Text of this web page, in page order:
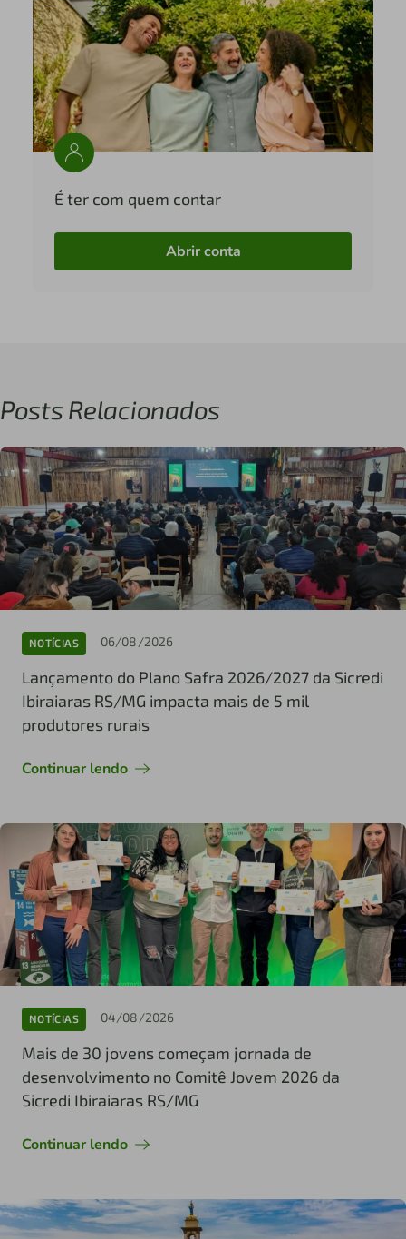
É ter com quem contar
Abrir conta
Posts Relacionados
NOTÍCIAS 06/08/2026
Lançamento do Plano Safra 2026/2027 da Sicredi
Ibiraiaras RS/MG impacta mais de 5 mil
produtores rurais
Continuar lendo
NOTÍCIAS 04/08/2026
Mais de 30 jovens começam jornada de
desenvolvimento no Comitê Jovem 2026 da
Sicredi Ibiraiaras RS/MG
Continuar lendo